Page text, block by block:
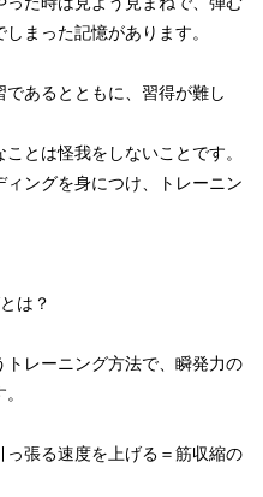
まった記憶があります。
あるとともに、習得が難し
とは怪我をしないことです。
ングを身につけ、トレーニン
は？
レーニング方法で、瞬発力の
張る速度を上げる＝筋収縮の